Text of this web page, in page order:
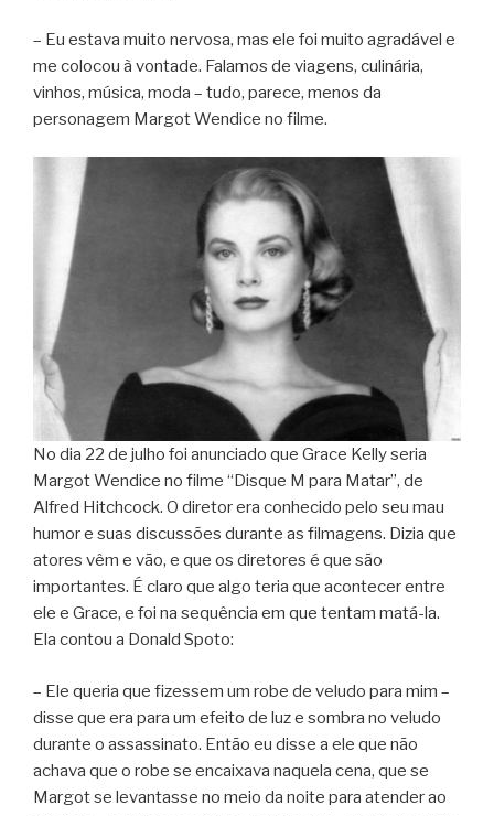
– Eu estava muito nervosa, mas ele foi muito agradável e
me colocou à vontade. Falamos de viagens, culinária,
vinhos, música, moda – tudo, parece, menos da
personagem Margot Wendice no filme.
No dia 22 de julho foi anunciado que Grace Kelly seria
Margot Wendice no filme “Disque M para Matar”, de
Alfred Hitchcock. O diretor era conhecido pelo seu mau
humor e suas discussões durante as filmagens. Dizia que
atores vêm e vão, e que os diretores é que são
importantes. É claro que algo teria que acontecer entre
ele e Grace, e foi na sequência em que tentam matá-la.
Ela contou a Donald Spoto:
– Ele queria que fizessem um robe de veludo para mim –
disse que era para um efeito de luz e sombra no veludo
durante o assassinato. Então eu disse a ele que não
achava que o robe se encaixava naquela cena, que se
Margot se levantasse no meio da noite para atender ao